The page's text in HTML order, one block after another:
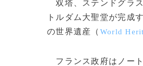
双塔、ステンドグラ
トルダム大聖堂が完成
の世界遺産（ World
フランス政府はノー